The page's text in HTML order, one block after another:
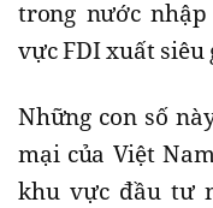
trong nước
vực FDI xuất siêu
Những con số
mại của Việt
khu vực đầu tư